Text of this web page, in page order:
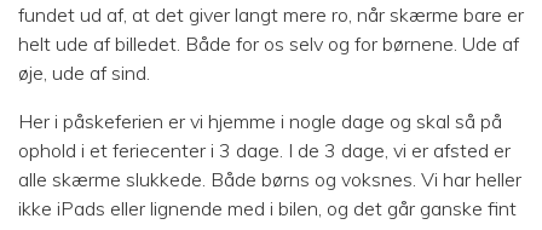
fundet ud af, at det giver langt mere ro, når skærme bare er
helt ude af billedet. Både for os selv og for børnene. Ude af
øje, ude af sind.
Her i påskeferien er vi hjemme i nogle dage og skal så på
ophold i et feriecenter i 3 dage. I de 3 dage, vi er afsted er
alle skærme slukkede. Både børns og voksnes. Vi har heller
ikke iPads eller lignende med i bilen, og det går ganske fint